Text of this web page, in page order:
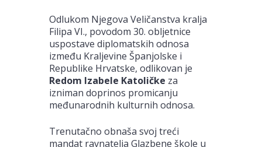
Odlukom Njegova Veličanstva kralja
Filipa VI., povodom 30. obljetnice
uspostave diplomatskih odnosa
između Kraljevine Španjolske i
Republike Hrvatske, odlikovan je
Redom Izabele Katoličke za
izniman doprinos promicanju
međunarodnih kulturnih odnosa.
Trenutačno obnaša svoj treći
mandat ravnatelja Glazbene škole u